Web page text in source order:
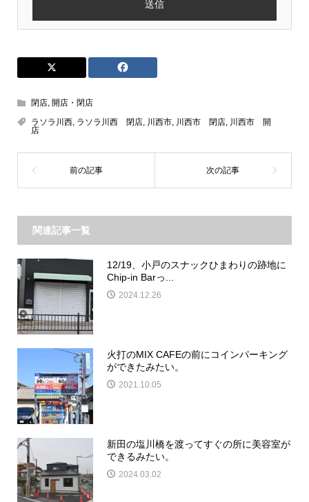
閉店, 開店・閉店
ラソラ川西, ラソラ川西 閉店, 川西市, 川西市 閉店, 川西市 開
店
関連記事一覧
12/19、小戸のスナックひまわりの跡地に
Chip-in Barっ...
2024.12.26
火打のMIX CAFEの前にコインパーキング
ができたみたい。
2021.10.05
新田の塩川橋を渡ってすぐの所に美容室が
できるみたい。
2024.03.02